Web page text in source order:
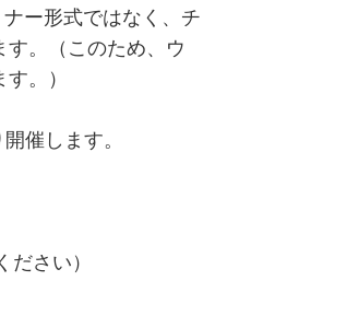
ー形式ではなく、チ
。（このため、ウ
。）
催します。
さい）